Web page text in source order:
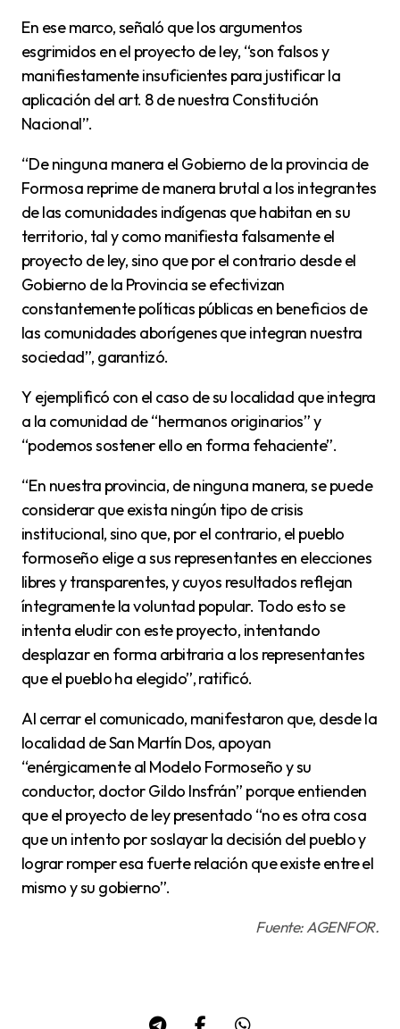
En ese marco, señaló que los argumentos
esgrimidos en el proyecto de ley, “son falsos y
manifiestamente insuficientes para justificar la
aplicación del art. 8 de nuestra Constitución
Nacional”.
“De ninguna manera el Gobierno de la provincia de
Formosa reprime de manera brutal a los integrantes
de las comunidades indígenas que habitan en su
territorio, tal y como manifiesta falsamente el
proyecto de ley, sino que por el contrario desde el
Gobierno de la Provincia se efectivizan
constantemente políticas públicas en beneficios de
las comunidades aborígenes que integran nuestra
sociedad”, garantizó.
Y ejemplificó con el caso de su localidad que integra
a la comunidad de “hermanos originarios” y
“podemos sostener ello en forma fehaciente”.
“En nuestra provincia, de ninguna manera, se puede
considerar que exista ningún tipo de crisis
institucional, sino que, por el contrario, el pueblo
formoseño elige a sus representantes en elecciones
libres y transparentes, y cuyos resultados reflejan
íntegramente la voluntad popular. Todo esto se
intenta eludir con este proyecto, intentando
desplazar en forma arbitraria a los representantes
que el pueblo ha elegido”, ratificó.
Al cerrar el comunicado, manifestaron que, desde la
localidad de San Martín Dos, apoyan
“enérgicamente al Modelo Formoseño y su
conductor, doctor Gildo Insfrán” porque entienden
que el proyecto de ley presentado “no es otra cosa
que un intento por soslayar la decisión del pueblo y
lograr romper esa fuerte relación que existe entre el
mismo y su gobierno”.
Fuente: AGENFOR.